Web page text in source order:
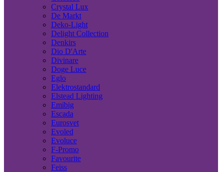
Crystal Lux
De Markt
Deko-Light
Delight Collection
Denkirs
Dio D'Arte
Divinare
Doge Luce
Eglo
Elektrostandard
Elstead Lighting
Emibig
Escada
Eurosvet
Evoled
Evoluce
F-Promo
Favourite
Feiss